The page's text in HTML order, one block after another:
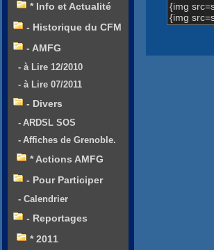
{img
{img
* Info et Actualité
- Historique du CFM
- AMFG
- à Lire 12/2010
- à Lire 07/2011
- Divers
- ARDSL SOS
- Affiches de Grenoble.
* Actions AMFG
- Pour Participer
- Calendrier
- Reportages
* 2011